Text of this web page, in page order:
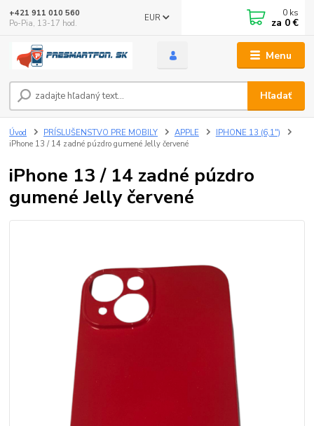
Menu
EUR
Hľadať
+421 911 010 560
Po-Pia, 13-17 hod.
0 ks
za 0 €
Úvod PRÍSLUŠENSTVO PRE MOBILY APPLE
IPHONE 13 (6,1")
iPhone 13 / 14 zadné púzdro gumené Jelly červené
iPhone 13 / 14 zadné púzdro
gumené Jelly červené